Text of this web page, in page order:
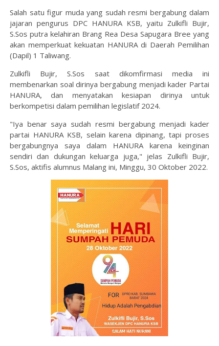
Salah satu figur muda yang sudah resmi bergabung dalam
jajaran pengurus DPC HANURA KSB, yaitu Zulkifli Bujir,
S.Sos putra kelahiran Brang Rea Desa Sapugara Bree yang
akan memperkuat kekuatan HANURA di Daerah Pemilihan
(Dapil) 1 Taliwang.
Zulkifli Bujir, S.Sos saat dikomfirmasi media ini
membenarkan soal dirinya bergabung menjadi kader Partai
HANURA, dan menyatakan kesiapan dirinya untuk
berkompetisi dalam pemilihan legislatif 2024.
"Iya benar saya sudah resmi bergabung menjadi kader
partai HANURA KSB, selain karena dipinang, tapi proses
bergabungnya saya dalam HANURA karena keinginan
sendiri dan dukungan keluarga juga," jelas Zulkifli Bujir,
S.Sos, aktifis alumnus Malang ini, Minggu, 30 Oktober 2022.